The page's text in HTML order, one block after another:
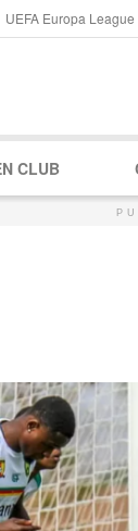
UEFA Europa League
CLUB